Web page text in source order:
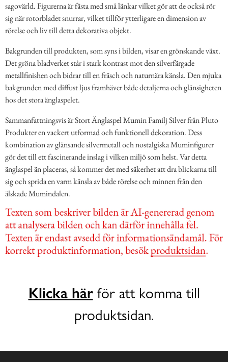
sagovärld. Figurerna är fästa med små länkar vilket gör att de också rör
sig när rotorbladet snurrar, vilket tillför ytterligare en dimension av
rörelse och liv till detta dekorativa objekt.
Bakgrunden till produkten, som syns i bilden, visar en grönskande växt.
Det gröna bladverket står i stark kontrast mot den silverfärgade
metallfinishen och bidrar till en fräsch och naturnära känsla. Den mjuka
bakgrunden med diffust ljus framhäver både detaljerna och glänsigheten
hos det stora änglaspelet.
Sammanfattningsvis är Stort Änglaspel Mumin Familj Silver från Pluto
Produkter en vackert utformad och funktionell dekoration. Dess
kombination av glänsande silvermetall och nostalgiska Muminfigurer
gör det till ett fascinerande inslag i vilken miljö som helst. Var detta
änglaspel än placeras, så kommer det med säkerhet att dra blickarna till
sig och sprida en varm känsla av både rörelse och minnen från den
älskade Mumindalen.
Klicka härför att komma till
produktsidan.